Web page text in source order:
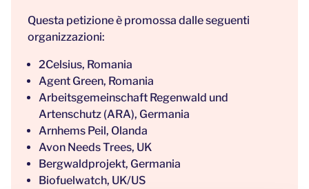
Questa petizione è promossa dalle seguenti
organizzazioni:
2Celsius, Romania
Agent Green, Romania
Arbeitsgemeinschaft Regenwald und
Artenschutz (ARA), Germania
Arnhems Peil, Olanda
Avon Needs Trees, UK
Bergwaldprojekt, Germania
Biofuelwatch, UK/US